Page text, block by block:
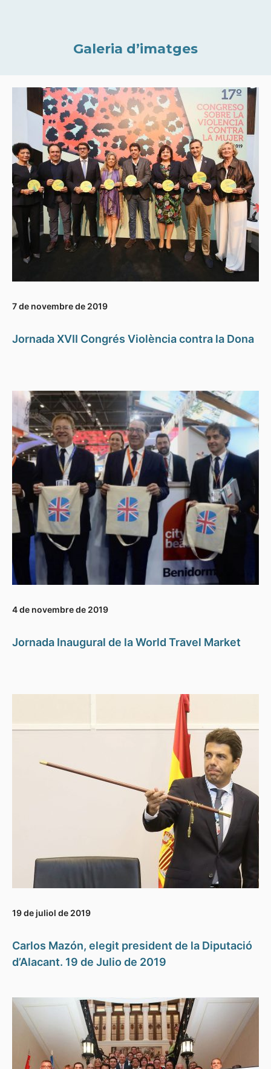
Galeria d’imatges
7 de novembre de 2019
Jornada XVII Congrés Violència contra la Dona
4 de novembre de 2019
Jornada Inaugural de la World Travel Market
19 de juliol de 2019
Carlos Mazón, elegit president de la Diputació
d’Alacant. 19 de Julio de 2019